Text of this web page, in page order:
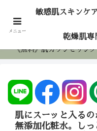
肌専門の低刺激化粧
《無料》肌カウンセリング
肌にスーッと入るの
無添加化粧水。しっ
メニュー
敏感肌スキンケ
乾燥肌専